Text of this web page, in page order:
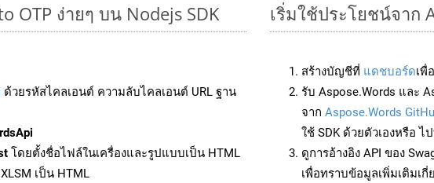
OTP ง่ายๆ บน Nodejs SDK
ด้วยรหัสไคลเอนต์ ความลับไคลเอนต์ URL ฐาน
โดยตั้งชื่อไฟล์ในเครื่องและรูปแบบเป็น HTML
เป็น HTML
เริ่มใช้ประโยชน์จาก
สร้างบัญชีที่ แดชบอร์ดเพื่
รับ Aspose.Words และ
จาก Aspose.Words
ใช้ SDK ด้วยตัวเองหรือ ไ
ดูการอ้างอิง API ของ
เพื่อทราบข้อมูลเพิ่มเติมเกี่